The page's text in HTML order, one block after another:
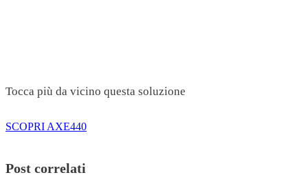
Tocca più da vicino questa soluzione
SCOPRI AXE440
Post correlati